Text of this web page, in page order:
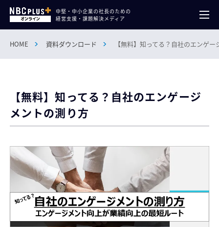
中堅・中小企業の社長のための
経営支援・課題解決メディア
HOME 資料ダウンロード 【無料】知ってる？自社のエンゲ
【無料】知ってる？自社のエンゲージ
メントの測り方